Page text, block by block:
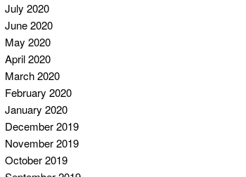
July 2020
June 2020
May 2020
April 2020
March 2020
February 2020
January 2020
December 2019
November 2019
October 2019